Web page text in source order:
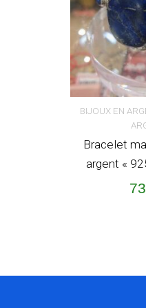
BIJOUX EN
Bracelet
argent «